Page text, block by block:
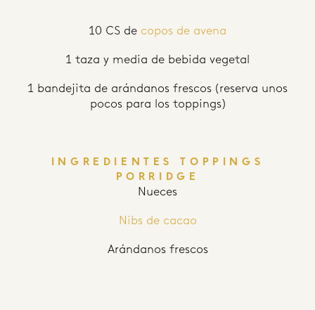
10 CS de copos de avena
1 taza y media de bebida vegetal
1 bandejita de arándanos frescos (reserva unos
pocos para los toppings)
INGREDIENTES TOPPINGS
PORRIDGE
Nueces
Nibs de cacao
Arándanos frescos